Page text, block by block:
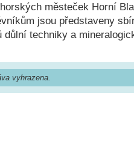
městeček Horní
jsou představeny
důlní techniky a
vyhrazena.